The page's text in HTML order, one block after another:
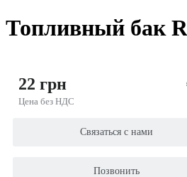
Топливный бак
22 грн
Цена без НДС
Связаться с нами
Позвонить